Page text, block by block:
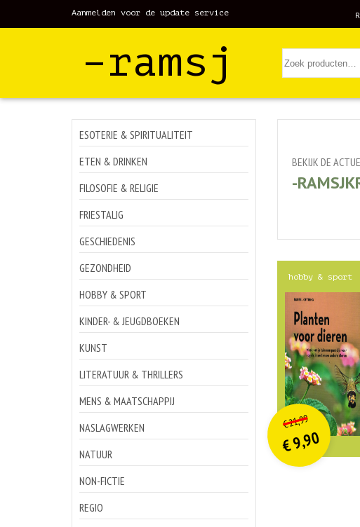
Aanmelden voor de update service
–ramsj
ESOTERIE & SPIRITUALITEIT
ETEN & DRINKEN
FILOSOFIE & RELIGIE
FRIESTALIG
GESCHIEDENIS
GEZONDHEID
HOBBY & SPORT
KINDER- & JEUGDBOEKEN
KUNST
LITERATUUR & THRILLERS
MENS & MAATSCHAPPIJ
NASLAGWERKEN
NATUUR
NON-FICTIE
REGIO
BEKIJK DE
-
hobby & sport
€21,99prijs
was:
€ 21,99.
€9,90
Huidige
prijs
is:
€ 9,90.